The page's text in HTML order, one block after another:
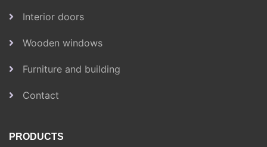
Interior doors
Wooden windows
Furniture and building
Contact
PRODUCTS